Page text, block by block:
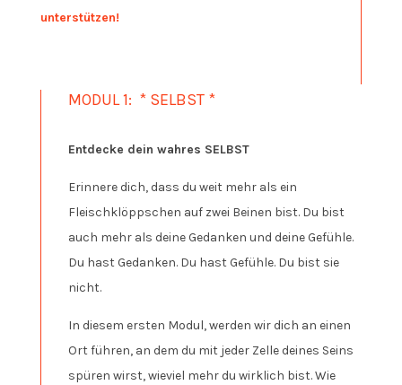
unterstützen!
MODUL 1: * SELBST *
Entdecke dein wahres SELBST
Erinnere dich, dass du weit mehr als ein
Fleischklöppschen auf zwei Beinen bist. Du bist
auch mehr als deine Gedanken und deine Gefühle.
Du hast Gedanken. Du hast Gefühle. Du bist sie
nicht.
In diesem ersten Modul, werden wir dich an einen
Ort führen, an dem du mit jeder Zelle deines Seins
spüren wirst, wieviel mehr du wirklich bist. Wie